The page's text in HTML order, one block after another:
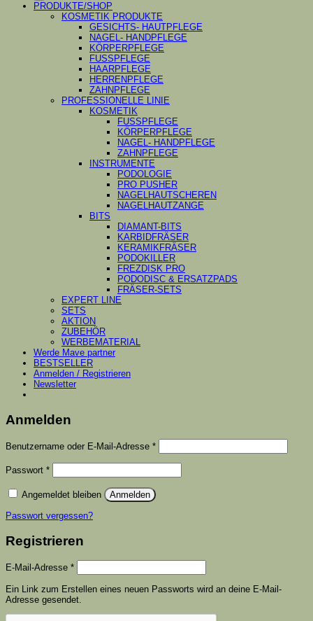
PRODUKTE/SHOP
KOSMETIK PRODUKTE
GESICHTS- HAUTPFLEGE
NAGEL- HANDPFLEGE
KÖRPERPFLEGE
FUSSPFLEGE
HAARPFLEGE
HERRENPFLEGE
ZAHNPFLEGE
PROFESSIONELLE LINIE
KOSMETIK
FUSSPFLEGE
KÖRPERPFLEGE
NAGEL- HANDPFLEGE
ZAHNPFLEGE
INSTRUMENTE
PODOLOGIE
PRO PUSHER
NAGELHAUTSCHEREN
NAGELHAUTZANGE
BITS
DIAMANT-BITS
KARBIDFRÄSER
KERAMIKFRÄSER
PODOKILLER
FREZDISK PRO
PODODISC & ERSATZPADS
FRÄSER-SETS
EXPERT LINE
SETS
AKTION
ZUBEHÖR
WERBEMATERIAL
Werde Mave partner
BESTSELLER
Anmelden / Registrieren
Newsletter
Anmelden
Benutzername oder E-Mail-Adresse *Erforderlich
Passwort *Erforderlich
Angemeldet bleiben Anmelden
Passwort vergessen?
Registrieren
E-Mail-Adresse *Erforderlich
Ein Link zum Erstellen eines neuen Passworts wird an deine E-Mail-
Adresse gesendet.